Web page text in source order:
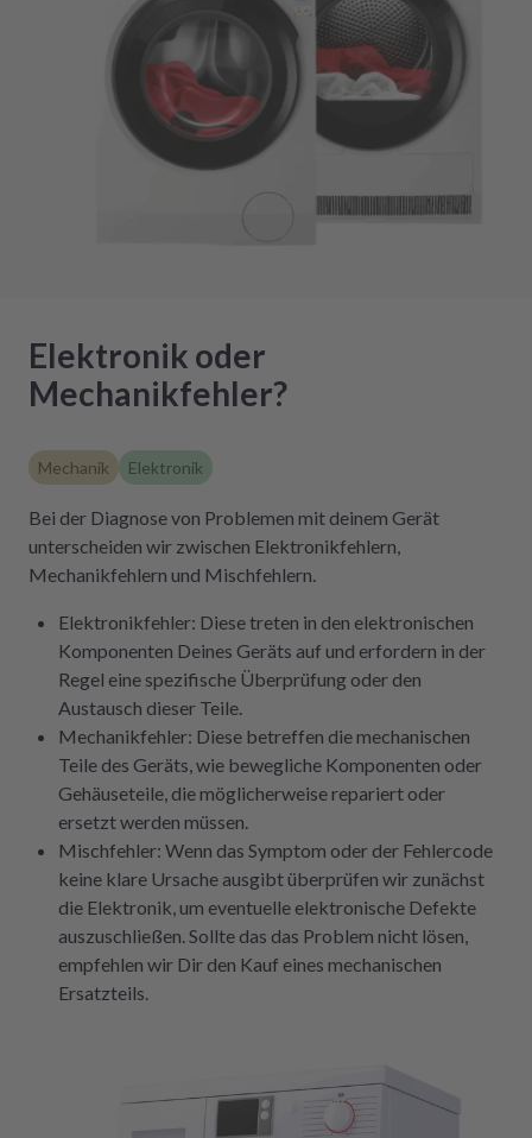
Elektronik oder
Mechanikfehler?
Mechanik Elektronik
Bei der Diagnose von Problemen mit deinem Gerät
unterscheiden wir zwischen Elektronikfehlern,
Mechanikfehlern und Mischfehlern.
Elektronikfehler: Diese treten in den elektronischen
Komponenten Deines Geräts auf und erfordern in der
Regel eine spezifische Überprüfung oder den
Austausch dieser Teile.
Mechanikfehler: Diese betreffen die mechanischen
Teile des Geräts, wie bewegliche Komponenten oder
Gehäuseteile, die möglicherweise repariert oder
ersetzt werden müssen.
Mischfehler: Wenn das Symptom oder der Fehlercode
keine klare Ursache ausgibt überprüfen wir zunächst
die Elektronik, um eventuelle elektronische Defekte
auszuschließen. Sollte das das Problem nicht lösen,
empfehlen wir Dir den Kauf eines mechanischen
Ersatzteils.